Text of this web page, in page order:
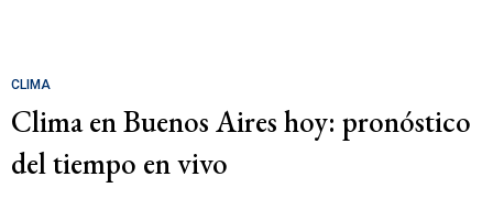
CLIMA
Clima en Buenos Aires hoy: pronóstico
del tiempo en vivo